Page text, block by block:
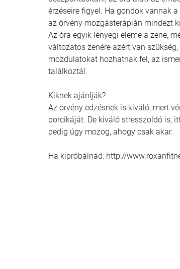
érzéseire figyel. Ha gondok vannak
az örvény mozgásterápián mindezt
Az óra egyik lényegi eleme a zene,
változatos zenére azért van
mozdulatokat hozhatnak fel, az
találkoztál.
Kiknek ajánlják?
Az örvény edzésnek is kiváló, mert
porcikáját. De kiváló stresszoldó is,
pedig úgy mozog, ahogy csak akar.
Ha kipróbálnád: http://